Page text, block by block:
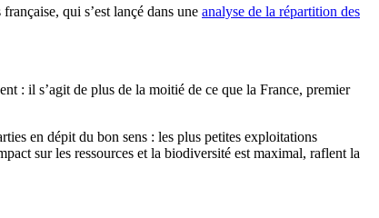
qui s’est lançé dans une analyse de la répartition des
: il s’agit de plus de la moitié de ce que la France, premier
en dépit du bon sens : les plus petites exploitations
sur les ressources et la biodiversité est maximal, raflent la